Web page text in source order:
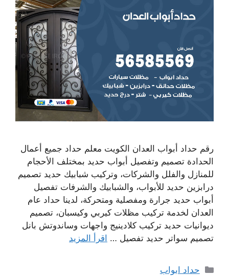
رقم حداد أبواب العدان الكويت معلم حداد جميع أعمال
الحدادة تصميم وتفصيل أبواب حديد بمختلف الأحجام
للمنازل والفلل والشركات، وتركيب شبابيك حديد تصميم
درابزين حديد للأبواب، والشبابيك والشرفات تفصيل
أبواب حديد جرارة ومفصلية ومتحركة، لدينا حداد عام
العدان لخدمة تركيب مظلات كيربي وكيسبان، تصميم
ديوانيات حديد تركيب كلادينيج واجهات وساندوتش بانل
تصميم سواتر حديد تفصيل … اقرأ المزيد
التصنيفات
حداد ابواب